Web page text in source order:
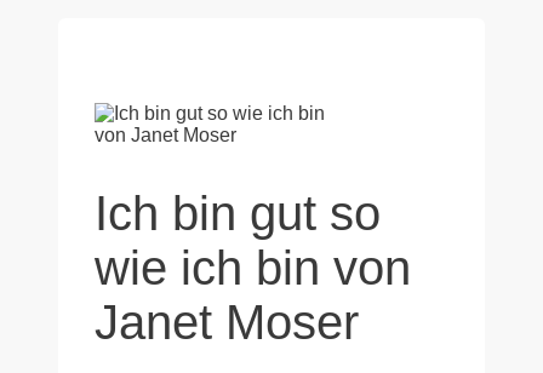
Ich bin gut so
wie ich bin von
Janet Moser